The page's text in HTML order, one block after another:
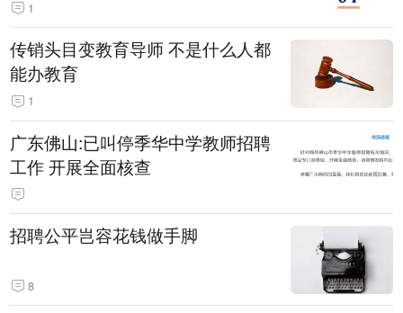
1
传销头目变教育导师 不是什么人都
能办教育
1
广东佛山:已叫停季华中学教师招聘
工作 开展全面核查
招聘公平岂容花钱做手脚
8